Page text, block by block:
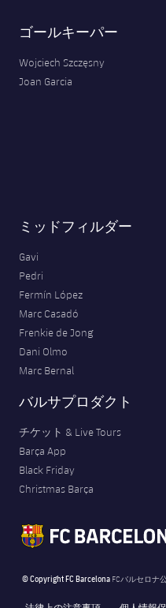
ゴールキーパー
Wojciech Szczęsny
Joan Garcia
ミッドフィルダー
Gavi
Pedri
Fermín López
Marc Casadó
Frenkie de Jong
Dani Olmo
Marc Bernal
バルサプロダクト
チケット & Live Tours
Barça App
Black Friday
Christmas Barça
© Copyright FC Barcelona FCバルセロナ